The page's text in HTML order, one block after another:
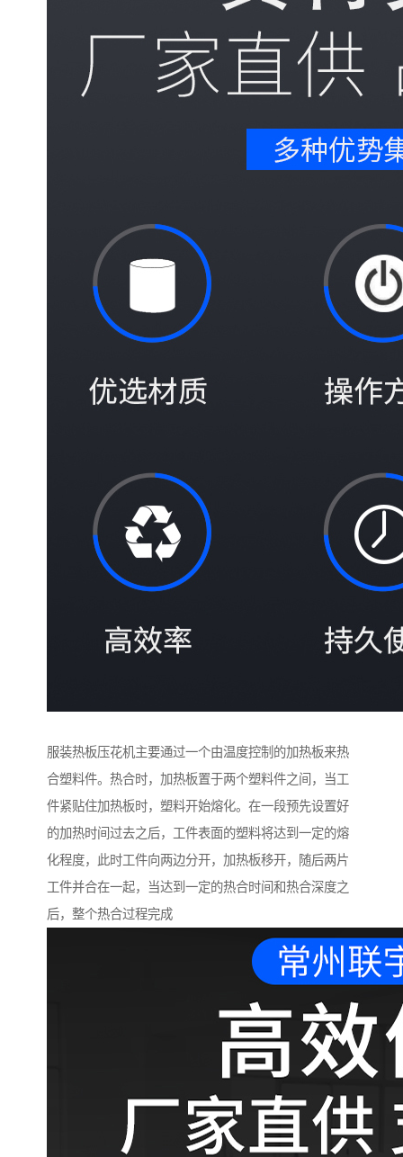
服装热板压花机主要通过一个由温度控制的加热板来热
合塑料件。热合时，加热板置于两个塑料件之间，当工
件紧贴住加热板时，塑料开始熔化。在一段预先设置好
的加热时间过去之后，工件表面的塑料将达到一定的熔
化程度，此时工件向两边分开，加热板移开，随后两片
工件并合在一起，当达到一定的热合时间和热合深度之
后，整个热合过程完成